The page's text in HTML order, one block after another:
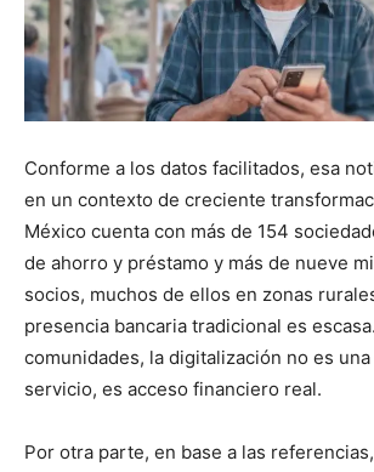
Conforme a los datos facilitados, esa
en un contexto de creciente
México cuenta con más de 154
de ahorro y préstamo y más de nueve
socios, muchos de ellos en zonas
presencia bancaria tradicional es
comunidades, la digitalización no es
servicio, es acceso financiero real.
Por otra parte, en base a las